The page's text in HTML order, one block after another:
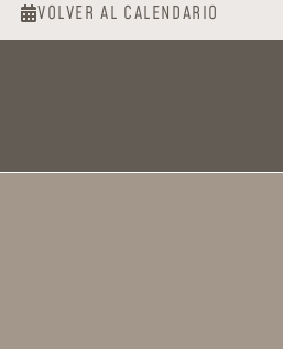
VOLVER AL CALENDARIO